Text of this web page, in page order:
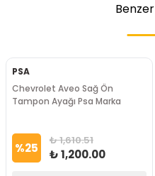
Benzer
PSA
Chevrolet Aveo Sağ Ön
Tampon Ayağı Psa Marka
%25 ₺ 1,610.51
₺ 1,200.00